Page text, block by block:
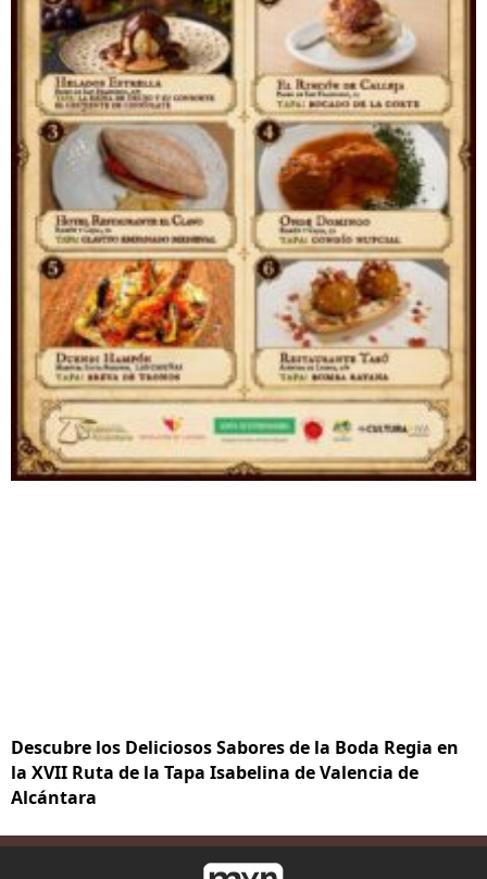
Descubre los Deliciosos Sabores de la Boda Regia en
la XVII Ruta de la Tapa Isabelina de Valencia de
Alcántara